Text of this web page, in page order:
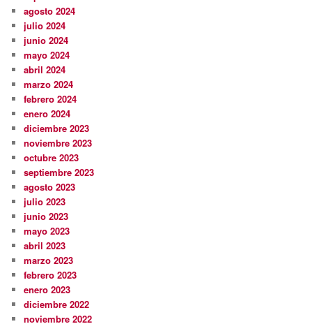
agosto 2024
julio 2024
junio 2024
mayo 2024
abril 2024
marzo 2024
febrero 2024
enero 2024
diciembre 2023
noviembre 2023
octubre 2023
septiembre 2023
agosto 2023
julio 2023
junio 2023
mayo 2023
abril 2023
marzo 2023
febrero 2023
enero 2023
diciembre 2022
noviembre 2022